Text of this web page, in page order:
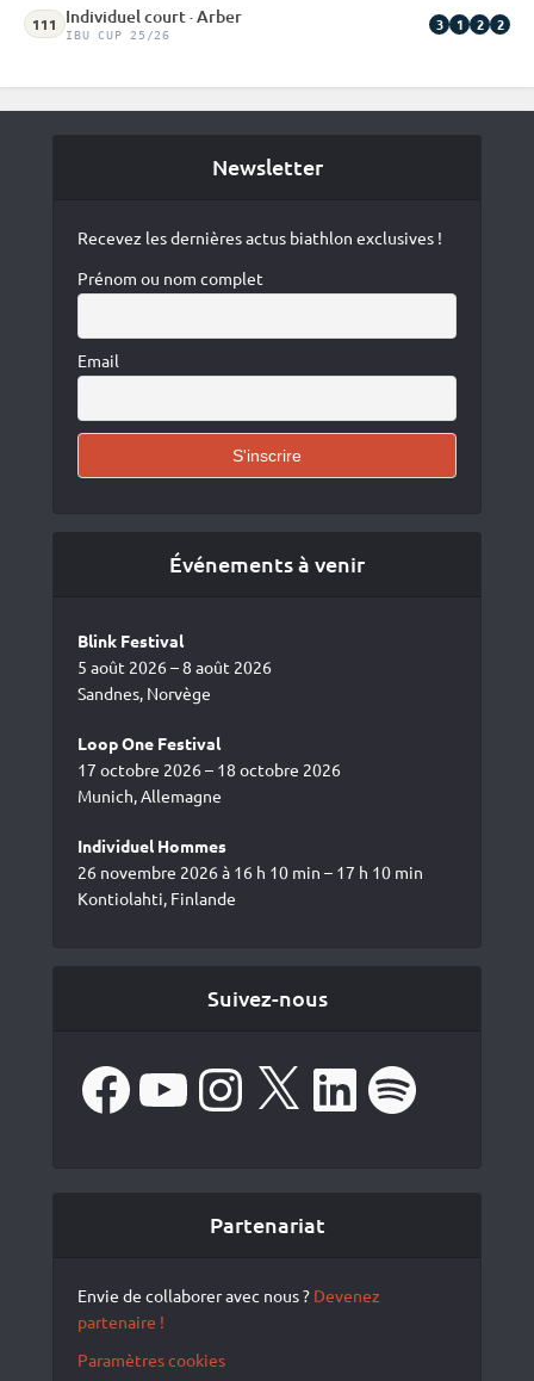
111 Individuel court · Arber
IBU CUP 25/26
3 1 2 2
Newsletter
Recevez les dernières actus biathlon exclusives !
Prénom ou nom complet
Email
Événements à venir
Blink Festival
5 août 2026 – 8 août 2026
Sandnes, Norvège
Loop One Festival
17 octobre 2026 – 18 octobre 2026
Munich, Allemagne
Individuel Hommes
26 novembre 2026 à 16 h 10 min – 17 h 10 min
Kontiolahti, Finlande
Suivez-nous
Facebook Instagram LinkedIn Spotify
Partenariat
Envie de collaborer avec nous ? Devenez
partenaire !
Paramètres cookies